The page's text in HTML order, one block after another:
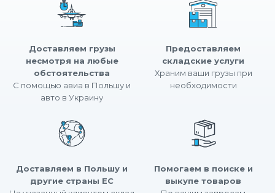
Доставляем грузы
несмотря на любые
обстоятельства
С помощью авиа в Польшу и
авто в Украину
Предоставляем
складские услуги
Храним ваши грузы при
необходимости
Доставляем в Польшу и
другие страны ЕС
Помогаем в поиске и
выкупе товаров